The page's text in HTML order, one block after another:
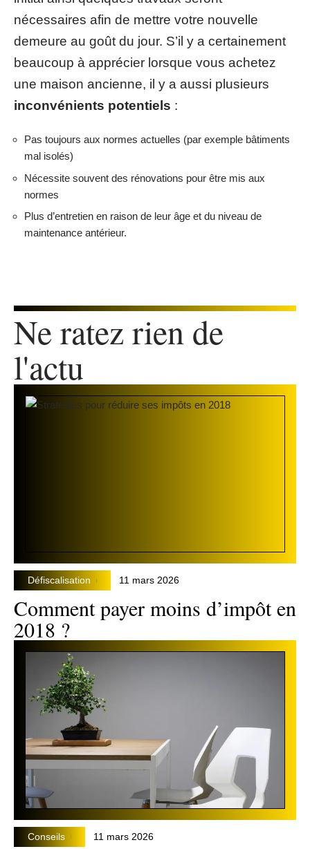
nécessaires afin de mettre votre nouvelle
demeure au goût du jour. S’il y a certainement
beaucoup à apprécier lorsque vous achetez
une maison ancienne, il y a aussi plusieurs
inconvénients potentiels :
Pas toujours aux normes actuelles (par exemple bâtiments
mal isolés)
Nécessite souvent des rénovations pour être mis aux
normes
Plus d’entretien en raison de leur âge et du niveau de
maintenance antérieur.
Ne ratez rien de
l'actu
Défiscalisation 11 mars 2026
Comment payer moins d’impôt en
2018 ?
Conseils 11 mars 2026